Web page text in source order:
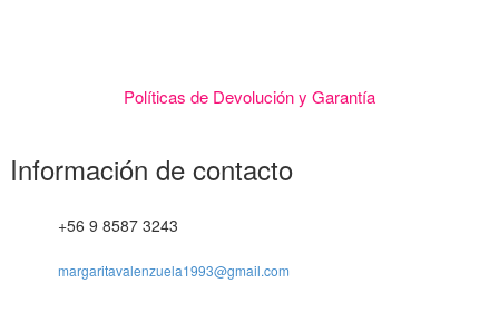
Políticas de Devolución y Garantía
Información de contacto
+56 9 8587 3243
margaritavalenzuela1993@gmail.com